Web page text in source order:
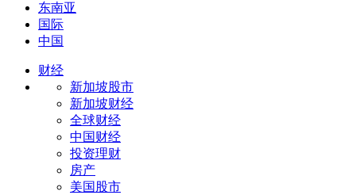
东南亚
国际
中国
财经
新加坡股市
新加坡财经
全球财经
中国财经
投资理财
房产
美国股市